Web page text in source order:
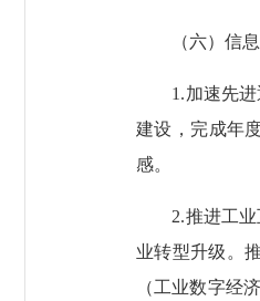
（六）信息
1.加速先进通
建设，完成年
感。
2.推进工业互
业转型升级。
（工业数字经